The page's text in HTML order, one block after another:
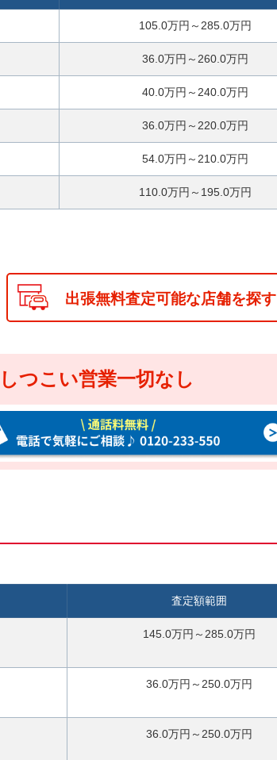
105.0万円～285.0万円
36.0万円～260.0万円
40.0万円～240.0万円
36.0万円～220.0万円
54.0万円～210.0万円
110.0万円～195.0万円
出張無料査定可能な店舗を探す
つこい営業一切なし
査定額範囲
145.0万円～285.0万円
36.0万円～250.0万円
36.0万円～250.0万円